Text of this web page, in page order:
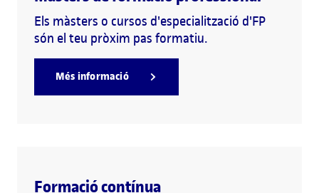
Els màsters o cursos d'especialització d'FP
són el teu pròxim pas formatiu.
Més informació
Formació contínua